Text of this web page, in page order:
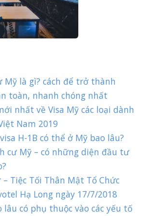
Mỹ là gì? cách để trở thành
toàn, nhanh chóng nhất
nhất về Visa Mỹ các loại dành
Nam 2019
H-1B có thể ở Mỹ bao lâu?
cư Mỹ – có những diện đầu tư
– Tiệc Tối Thân Mật Tổ Chức
Hạ Long ngày 17/7/2018
lâu có phụ thuộc vào các yếu tố